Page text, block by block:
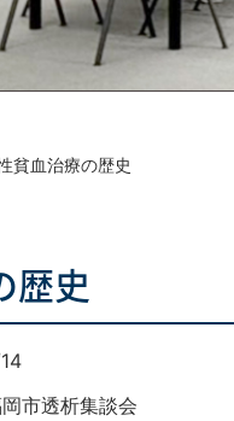
貧血治療の歴史
歴史
市透析集談会